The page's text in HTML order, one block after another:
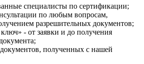
специалисты по сертификации;
по любым вопросам,
разрешительных документов;
- от заявки и до получения
полученных с нашей